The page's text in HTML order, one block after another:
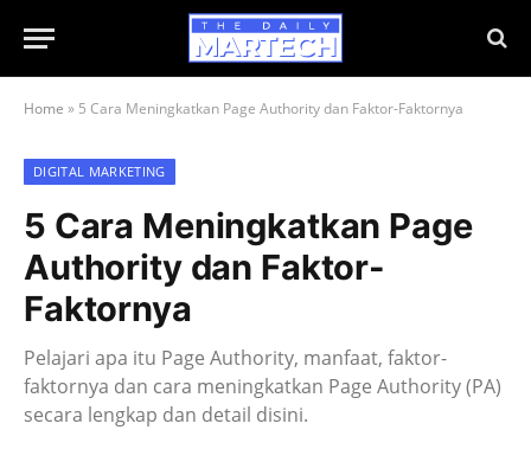
Home » 5 Cara Meningkatkan Page Authority dan Faktor-Faktornya
DIGITAL MARKETING
5 Cara Meningkatkan Page
Authority dan Faktor-
Faktornya
Pelajari apa itu Page Authority, manfaat, faktor-
faktornya dan cara meningkatkan Page Authority (PA)
secara lengkap dan detail disini.